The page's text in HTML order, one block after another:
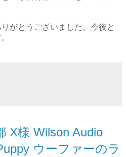
がとうございました。今後と
X様 Wilson Audio
ウーファーのラ